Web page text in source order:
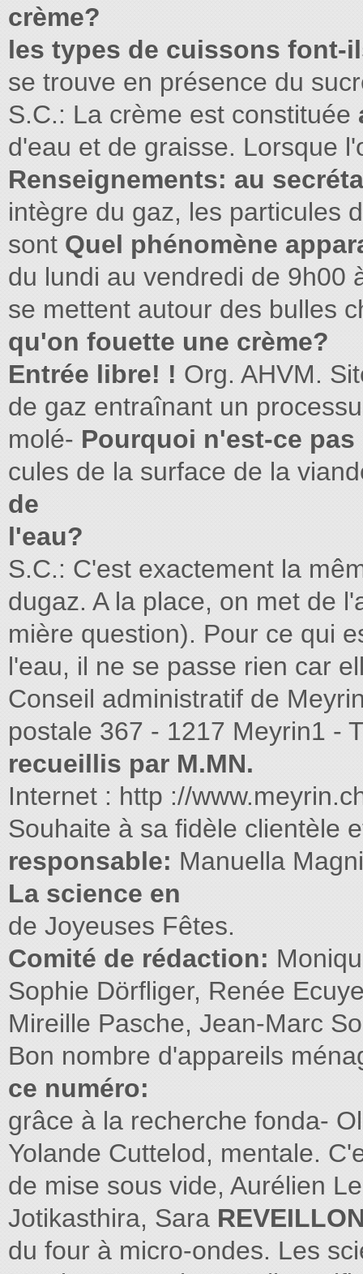
crème?
les types de cuissons font-
se trouve en présence du
S.C.: La crème est constituée
d'eau et de graisse. Lorsque
Renseignements: au
intègre du gaz, les particules
sont Quel phénomène
du lundi au vendredi de 9h00
se mettent autour des bulles
qu'on fouette une crème?
Entrée libre! ! Org. AHVM.
de gaz entraînant un
molé- Pourquoi n'est-ce pas
cules de la surface de la
de
l'eau?
S.C.: C'est exactement la
dugaz. A la place, on met de
mière question). Pour ce qui
l'eau, il ne se passe rien car
Conseil administratif de
postale 367 - 1217 Meyrin1 -
recueillis par M.MN.
Internet : http ://
Souhaite à sa ﬁdèle clientèle
responsable: Manuella
La science en
de Joyeuses Fêtes.
Comité de rédaction:
Sophie Dörﬂiger, Renée
Mireille Pasche, Jean-Marc
Bon nombre d'appareils
ce numéro:
grâce à la recherche fonda-
Yolande Cuttelod, mentale.
de mise sous vide, Aurélien
Jotikasthira, Sara
du four à micro-ondes. Les